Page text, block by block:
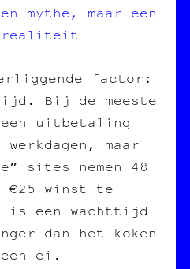
mythe, maar een
realiteit
factor:
Bij de meeste
uitbetaling
maar
sites nemen 48
€25 winst te
is een wachttijd
dan het koken
ei.